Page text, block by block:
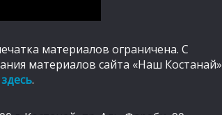
материалов ограничена. С
материалов сайта «Наш Костанай»
здесь.